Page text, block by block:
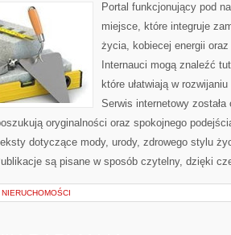
Portal funkcjonujący pod
miejsce, które integruje
życia, kobiecej energii
Internauci mogą znaleźć
które ułatwiają w
Serwis internetowy
oryginalności oraz spokojnego
dotyczące mody, urody, zdrowego stylu
są pisane w sposób czytelny, dzięki
NIERUCHOMOŚCI